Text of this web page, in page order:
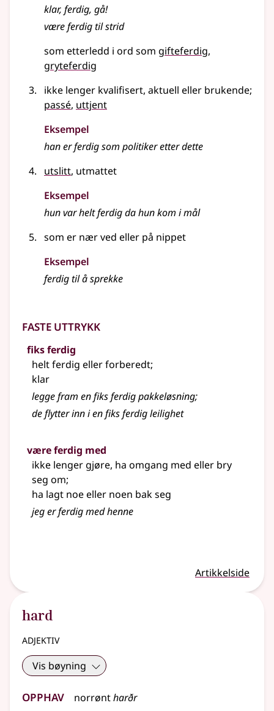
klar, ferdig, gå!
være ferdig til strid
som etterledd i ord som gifteferdig
gryteferdig
ikke lenger kvalifisert, aktuell eller brukende;
passé, uttjent
Eksempel
han erferdigsom politiker etter dette
utslitt, utmattet
Eksempel
hun var heltferdigda hun kom i mål
som er nær ved eller på nippet
Eksempel
ferdigtil å sprekke
Faste uttrykk
fiks ferdig
helt ferdig eller forberedt;
klar
legge fram en fiks ferdig pakkeløsning;
de flytter inn i en fiks ferdig leilighet
være ferdig med
ikke lenger gjøre, ha omgang med eller bry
seg om;
ha lagt noe eller noen bak seg
jeg er ferdig med henne
Artikkelside
hard
adjektiv
Vis bøyning
Opphav norrøntharðr